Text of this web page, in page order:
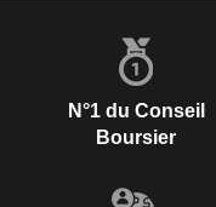
N°1 du Conseil
Boursier